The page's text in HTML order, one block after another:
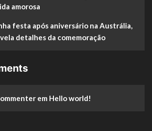
amorosa
festa após aniversário na Austrália,
detalhes da comemoração
em Hello world!